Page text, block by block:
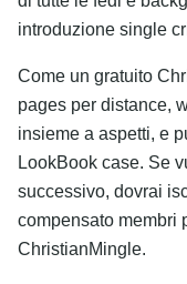
introduzione single
Come un gratuito
pages per distance,
insieme a aspetti, e
LookBook case. Se
successivo, dovrai
compensato membri
ChristianMingle.